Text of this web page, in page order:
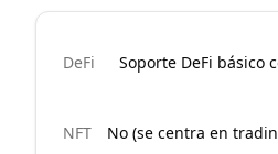
DeFi
Soporte DeFi básico
NFT No (se centra en